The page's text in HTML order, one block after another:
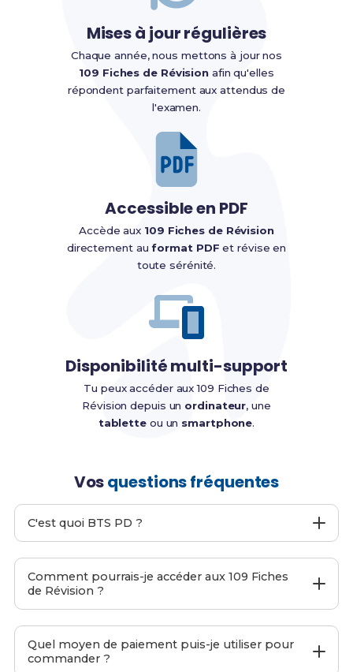
Mises à jour régulières
Chaque année, nous mettons à jour nos
109 Fiches de Révision afin qu'elles
répondent parfaitement aux attendus de
l'examen.
Accessible en PDF
Accède aux 109 Fiches de Révision
directement auformat PDF et révise en
toute sérénité.
Disponibilité multi-support
Tu peux accéder aux 109 Fiches de
Révision depuis un ordinateur, une
tabletteou un smartphone.
Vosquestions fréquentes
C'est quoi BTS PD ?
BTS PDest un site web proposant109 Fiches de
Révisionpour leBTS PDafin de t'aider à préparer ton
examen final.
C'est moi-même, Sarah et mon équipe qui l'avons
développé. Nous accordons une importance capitale à
la
simplicité et à l'efficacité de nos
109 Fiches de
Révision
afin que tu puisses te préparer aux examens
Comment pourrais-je accéder aux 109 Fiches
de Révision ?
Pendant le passage de ta commande, entre ton
adresse emailprincipale.
Une fois ta commande passée, tu recevras
Quel moyen de paiement puis-je utiliser pour
commander ?